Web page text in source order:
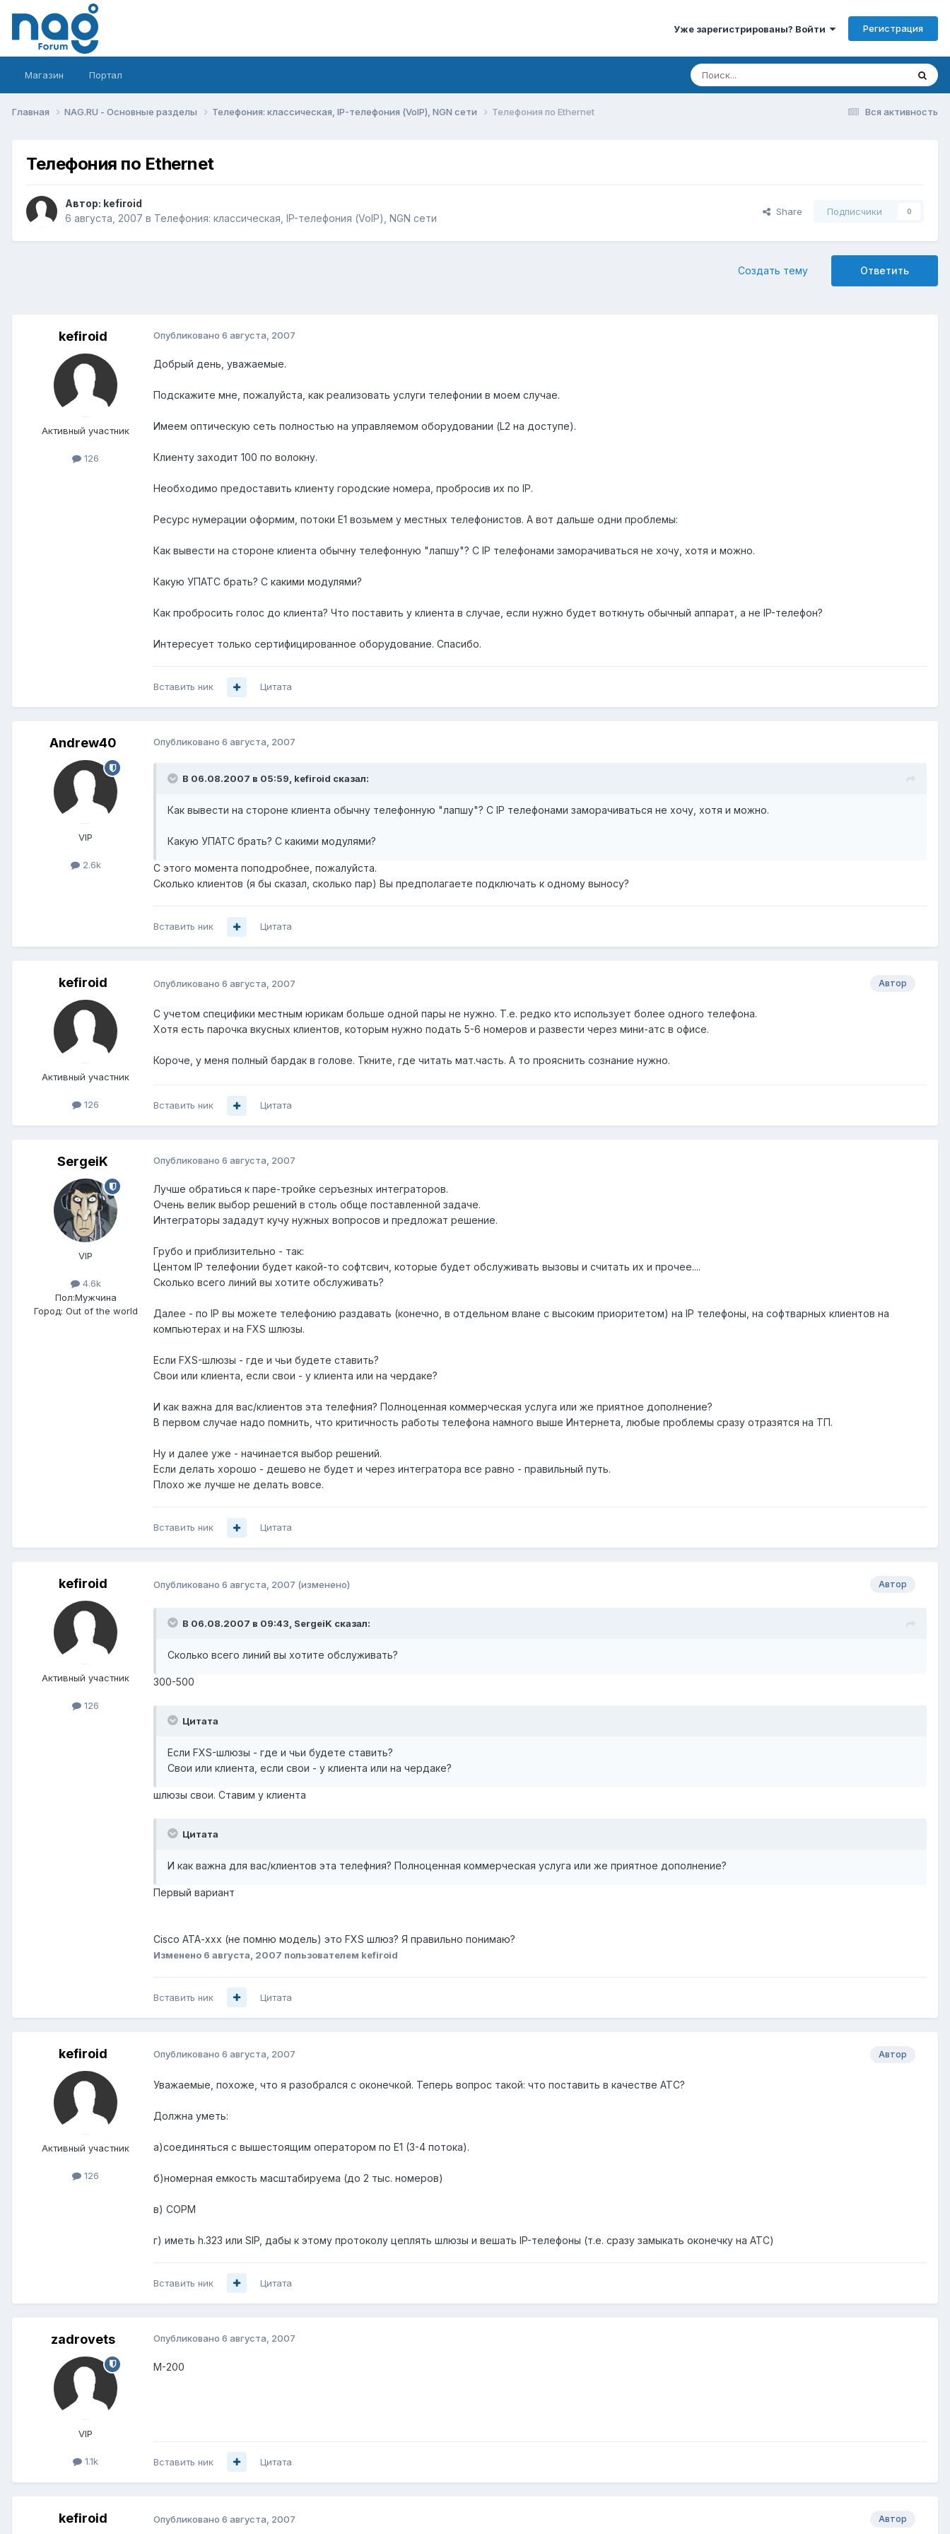
Уже зарегистрированы? Войти Регистрация
Магазин Портал
Вся активность
Главная NAG.RU - Основные разделы Телефония: классическая, IP-телефония (VoIP), NGN сети Телефония по Ethernet
Телефония по Ethernet
Автор: kefiroid
6 августа, 2007 в Телефония: классическая, IP-телефония (VoIP), NGN сети
Share Подписчики 0
Ответить
Создать тему
kefiroid
Активный участник
126
Опубликовано 6 августа, 2007
Добрый день, уважаемые.
Подскажите мне, пожалуйста, как реализовать услуги телефонии в моем случае.
Имеем оптическую сеть полностью на управляемом оборудовании (L2 на доступе).
Клиенту заходит 100 по волокну.
Необходимо предоставить клиенту городские номера, пробросив их по IP.
Ресурс нумерации оформим, потоки Е1 возьмем у местных телефонистов. А вот дальше одни проблемы:
Как вывести на стороне клиента обычну телефонную "лапшу"? С IP телефонами заморачиваться не хочу, хотя и можно.
Какую УПАТС брать? С какими модулями?
Как пробросить голос до клиента? Что поставить у клиента в случае, если нужно будет воткнуть обычный аппарат, а не IP-телефон?
Интересует только сертифицированное оборудование. Спасибо.
Вставить ник Цитата
Andrew40
VIP
2.6k
Опубликовано 6 августа, 2007
В 06.08.2007 в 05:59, kefiroid сказал:
Как вывести на стороне клиента обычну телефонную "лапшу"? С IP телефонами заморачиваться не хочу, хотя и можно.
Какую УПАТС брать? С какими модулями?
C этого момента поподробнее, пожалуйста.
Сколько клиентов (я бы сказал, сколько пар) Вы предполагаете подключать к одному выносу?
Вставить ник Цитата
kefiroid
Активный участник
126
Автор
Опубликовано 6 августа, 2007
С учетом специфики местным юрикам больше одной пары не нужно. Т.е. редко кто использует более одного телефона.
Хотя есть парочка вкусных клиентов, которым нужно подать 5-6 номеров и развести через мини-атс в офисе.
Короче, у меня полный бардак в голове. Ткните, где читать мат.часть. А то прояснить сознание нужно.
Вставить ник Цитата
SergeiK
VIP
4.6k
Пол:Мужчина
Город: Out of the world
Опубликовано 6 августа, 2007
Лучше обратиься к паре-тройке серъезных интеграторов.
Очень велик выбор решений в столь обще поставленной задаче.
Интеграторы зададут кучу нужных вопросов и предложат решение.
Грубо и приблизительно - так:
Центом IP телефонии будет какой-то софтсвич, которые будет обслуживать вызовы и считать их и прочее....
Сколько всего линий вы хотите обслуживать?
Далее - по IP вы можете телефонию раздавать (конечно, в отдельном влане с высоким приоритетом) на IP телефоны, на софтварных клиентов на
компьютерах и на FXS шлюзы.
Если FXS-шлюзы - где и чьи будете ставить?
Свои или клиента, если свои - у клиента или на чердаке?
И как важна для вас/клиентов эта телефния? Полноценная коммерческая услуга или же приятное дополнение?
В первом случае надо помнить, что критичность работы телефона намного выше Интернета, любые проблемы сразу отразятся на ТП.
Ну и далее уже - начинается выбор решений.
Если делать хорошо - дешево не будет и через интегратора все равно - правильный путь.
Плохо же лучше не делать вовсе.
Вставить ник Цитата
kefiroid
Активный участник
126
Автор
Опубликовано 6 августа, 2007 (изменено)
В 06.08.2007 в 09:43, SergeiK сказал:
Сколько всего линий вы хотите обслуживать?
300-500
Цитата
Если FXS-шлюзы - где и чьи будете ставить?
Свои или клиента, если свои - у клиента или на чердаке?
шлюзы свои. Ставим у клиента
Цитата
И как важна для вас/клиентов эта телефния? Полноценная коммерческая услуга или же приятное дополнение?
Первый вариант
Cisco ATA-xxx (не помню модель) это FXS шлюз? Я правильно понимаю?
Изменено 6 августа, 2007 пользователем kefiroid
Вставить ник Цитата
kefiroid
Активный участник
126
Автор
Опубликовано 6 августа, 2007
Уважаемые, похоже, что я разобрался с оконечкой. Теперь вопрос такой: что поставить в качестве АТС?
Должна уметь:
а)соединяться с вышестоящим оператором по Е1 (3-4 потока).
б)номерная емкость масштабируема (до 2 тыс. номеров)
в) СОРМ
г) иметь h.323 или SIP, дабы к этому протоколу цеплять шлюзы и вешать IP-телефоны (т.е. сразу замыкать оконечку на АТС)
Вставить ник Цитата
zadrovets
VIP
1.1k
Опубликовано 6 августа, 2007
М-200
Вставить ник Цитата
kefiroid Автор
Опубликовано 6 августа, 2007